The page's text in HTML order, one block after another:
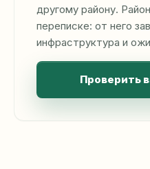
другому району.
переписке: от него
инфраструктура и
Проверить